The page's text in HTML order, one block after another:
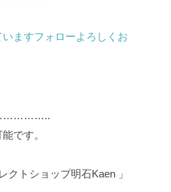
ますフォローよろしくお
です。
クトショップ明石Kaen 」